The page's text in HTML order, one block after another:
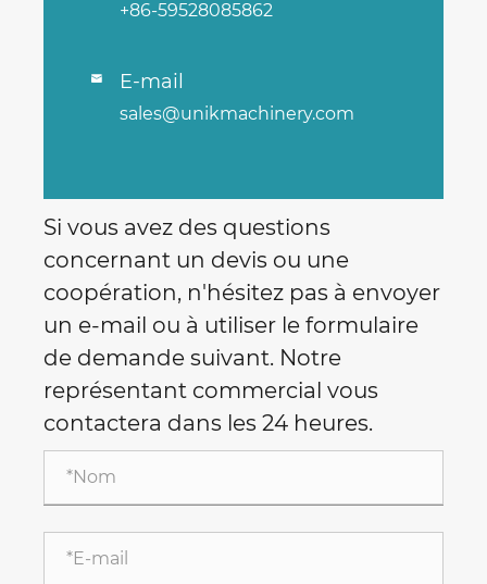
+86-59528085862
 E-mail
sales@unikmachinery.com
Si vous avez des questions
concernant un devis ou une
coopération, n'hésitez pas à envoyer
un e-mail ou à utiliser le formulaire
de demande suivant. Notre
représentant commercial vous
contactera dans les 24 heures.